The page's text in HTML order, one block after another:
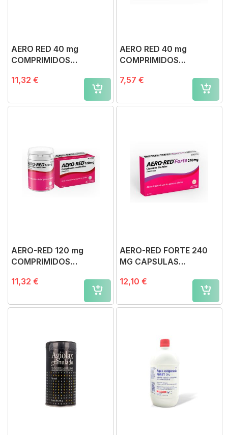
AERO RED 40 mg
COMPRIMIDOS
comprimidos
11,32 €
AERO RED 40 mg
COMPRIMIDOS
comprimidos
7,57 €
AERO-RED 120 mg
COMPRIMIDOS
comprimidos
11,32 €
AERO-RED FORTE 240
MG CAPSULAS
blandas
12,10 €